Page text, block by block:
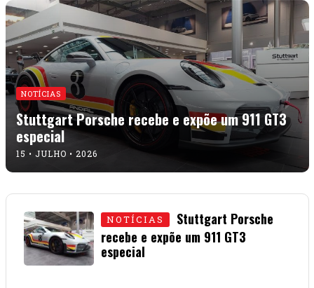
NOTÍCIAS
Stuttgart Porsche recebe e expõe um 911 GT3
especial
15 • JULHO • 2026
NOTÍCIAS
Stuttgart Porsche
recebe e expõe um 911 GT3
especial